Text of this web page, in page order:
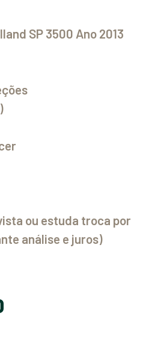
SP 3500 Ano 2013
ou estuda troca por
análise e juros)